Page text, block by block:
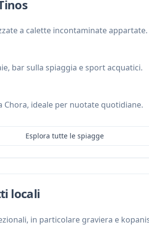
a calette incontaminate appartate.
bar sulla spiaggia e sport acquatici.
Chora, ideale per nuotate quotidiane.
Esplora tutte le spiagge
locali
in particolare graviera e